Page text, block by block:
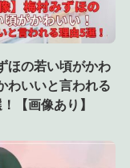
ほの若い頃がかわ
わいいと言われる
【画像あり】